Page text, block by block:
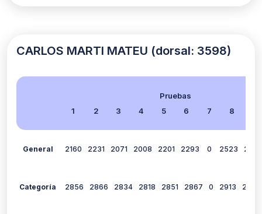
CARLOS MARTI MATEU (dorsal: 3598)
Pruebas
1
2 3 4 5 6 7 8
General 2160 2231 2071 2008 2201 2293 0 2523 2484
Categoría 2856 2866 2834 2818 2851 2867 0 2913 2906